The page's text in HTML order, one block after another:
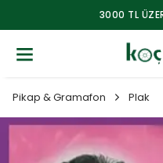
3000 TL
Pikap & Gramafon Plak